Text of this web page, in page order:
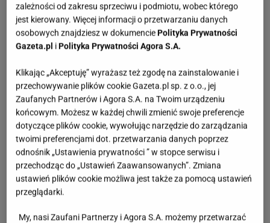
zależności od zakresu sprzeciwu i podmiotu, wobec którego
jest kierowany. Więcej informacji o przetwarzaniu danych
osobowych znajdziesz w dokumencie Polityka Prywatności
Gazeta.pl i Polityka Prywatności Agora S.A.
Klikając „Akceptuję” wyrażasz też zgodę na zainstalowanie i
przechowywanie plików cookie Gazeta.pl sp. z o.o., jej
Zaufanych Partnerów i Agora S.A. na Twoim urządzeniu
końcowym. Możesz w każdej chwili zmienić swoje preferencje
dotyczące plików cookie, wywołując narzędzie do zarządzania
twoimi preferencjami dot. przetwarzania danych poprzez
odnośnik „Ustawienia prywatności ” w stopce serwisu i
przechodząc do „Ustawień Zaawansowanych”. Zmiana
ustawień plików cookie możliwa jest także za pomocą ustawień
przeglądarki.
My, nasi Zaufani Partnerzy i Agora S.A. możemy przetwarzać